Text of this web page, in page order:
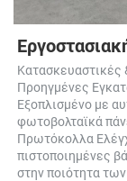
Κατασκευαστικές
Προηγμένες
Εξοπλισμένο με
φωτοβολταϊκά
Πρωτόκολλα
πιστοποιημένες
στην ποιότητα